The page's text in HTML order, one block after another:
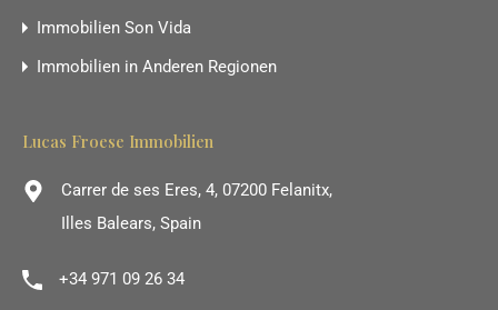
Immobilien Son Vida
Immobilien in Anderen Regionen
Lucas Froese Immobilien
Carrer de ses Eres, 4, 07200 Felanitx,
Illes Balears, Spain
+34 971 09 26 34